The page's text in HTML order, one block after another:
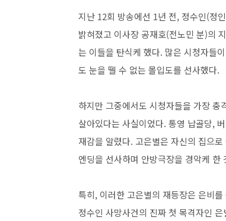
지난 12회 방송에선 1년 전, 정수인(정
밝혀졌고 이사장 공재호(전노민 분)의
는 이들을 탄식케 했다. 많은 시청자들
도 눈을 뗄 수 없는 몰입도를 선사했다.
하지만 그중에서도 시청자들을 가장
살아있다는 사실이었다. 통영 납골당,
재감을 알렸다. 고은별은 자신의 집으
엔딩을 선사하며 안방극장을 경악케 한
특히, 이러한 고은별의 재등장은 은비
정수인 사망사건의 진짜 첫 목격자인